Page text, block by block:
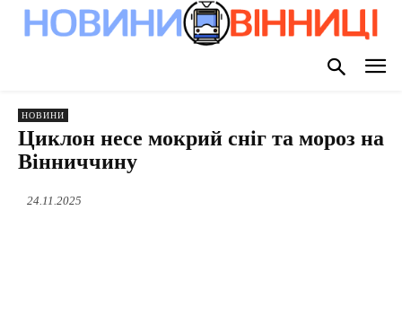
НОВИНИ
Циклон несе мокрий сніг та мороз на
Вінниччину
24.11.2025